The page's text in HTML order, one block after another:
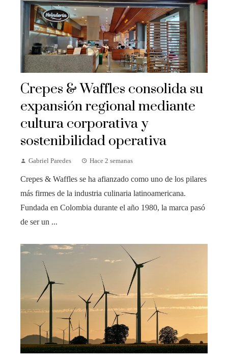
Crepes & Waffles consolida su
expansión regional mediante
cultura corporativa y
sostenibilidad operativa
Gabriel Paredes Hace 2 semanas
Crepes & Waffles se ha afianzado como uno de los pilares
más firmes de la industria culinaria latinoamericana.
Fundada en Colombia durante el año 1980, la marca pasó
de ser un ...